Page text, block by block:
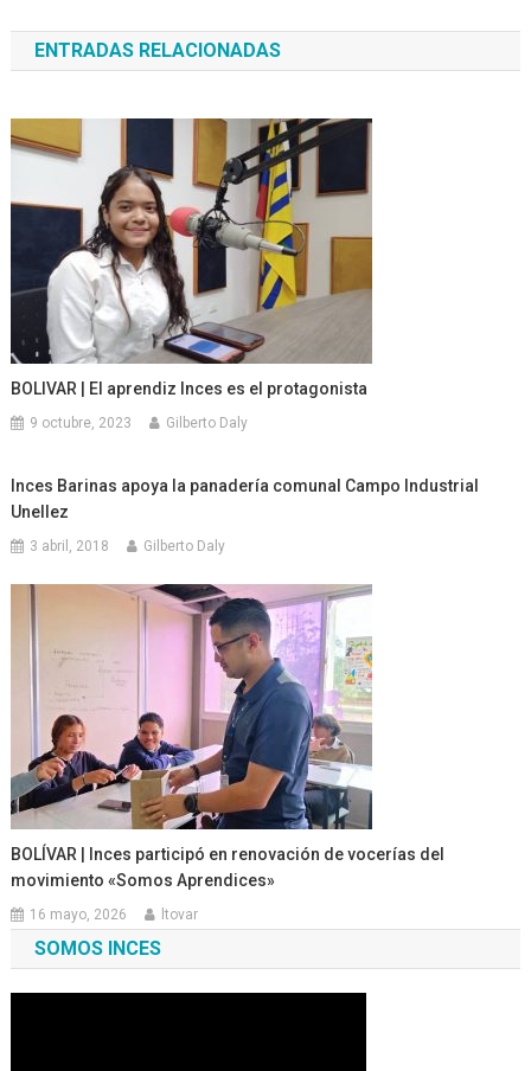
de
entradas
ENTRADAS RELACIONADAS
BOLIVAR | El aprendiz Inces es el protagonista
9 octubre, 2023 Gilberto Daly
Inces Barinas apoya la panadería comunal Campo Industrial
Unellez
3 abril, 2018 Gilberto Daly
BOLÍVAR | Inces participó en renovación de vocerías del
movimiento «Somos Aprendices»
16 mayo, 2026 ltovar
SOMOS INCES